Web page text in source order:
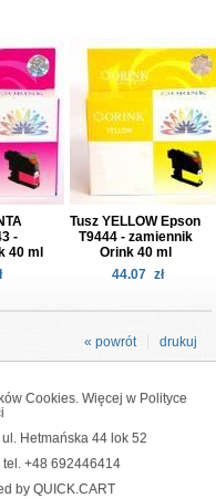
-
40 ml
Tusz YELLOW Epson
T9444 - zamiennik
Orink 40 ml
44.07 zł
drukuj
« powrót
Cookies. Więcej w Polityce
Hetmańska 44 lok 52
tel. +48 692446414
by QUICK.CART